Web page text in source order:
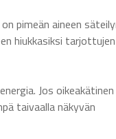
pimeän aineen
hiukkasiksi tarjottujen
Jos oikeakätinen
taivaalla näkyvän